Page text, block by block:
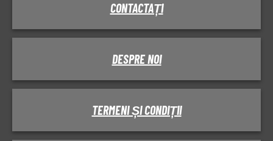
CONTACTAȚI
DESPRE NOI
TERMENI ȘI CONDIȚII